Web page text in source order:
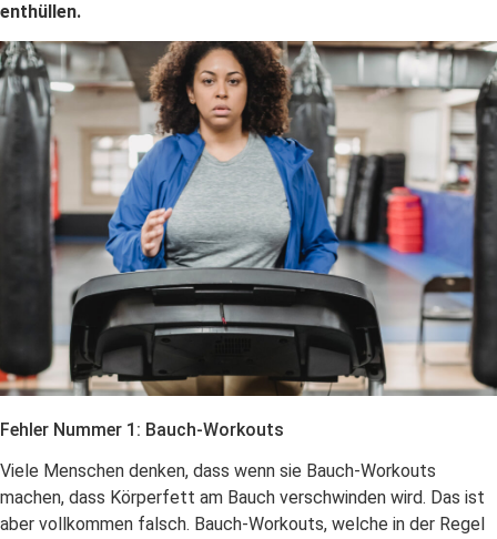
enthüllen.
Fehler Nummer 1: Bauch-Workouts
Viele Menschen denken, dass wenn sie Bauch-Workouts
machen, dass Körperfett am Bauch verschwinden wird. Das ist
aber vollkommen falsch. Bauch-Workouts, welche in der Regel